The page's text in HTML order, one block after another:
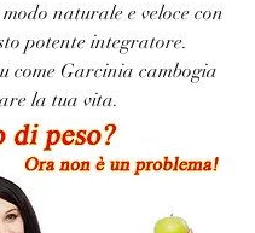
naturale e veloce con
potente integratore.
come Garcinia cambogia
la tua vita.